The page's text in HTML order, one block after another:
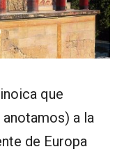
que
a la
de Europa